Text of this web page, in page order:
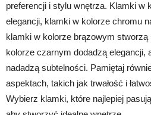
preferencji i stylu wnętrza. Klamki w
elegancji, klamki w kolorze chromu
klamki w kolorze brązowym
kolorze czarnym dodadzą elegancji,
nadadzą subtelności. Pamiętaj
aspektach, takich jak trwałość i
Wybierz klamki, które najlepiej